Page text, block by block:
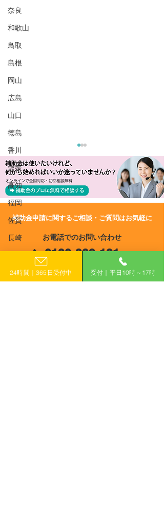
奈良
和歌山
鳥取
島根
岡山
広島
山口
徳島
香川
愛媛
高知
福岡
佐賀
長崎
大分
市】チャレンジショップ
事業費補助金
​補助金申請に関するご相談・ご質問はお気軽に
お電話でのお問い合わせ
0120-399-121
（平日10:00−17:00）
24時間｜365日受付中 受付｜平日10時～17時